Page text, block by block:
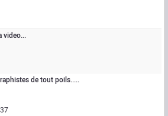
video...
de tout poils.....